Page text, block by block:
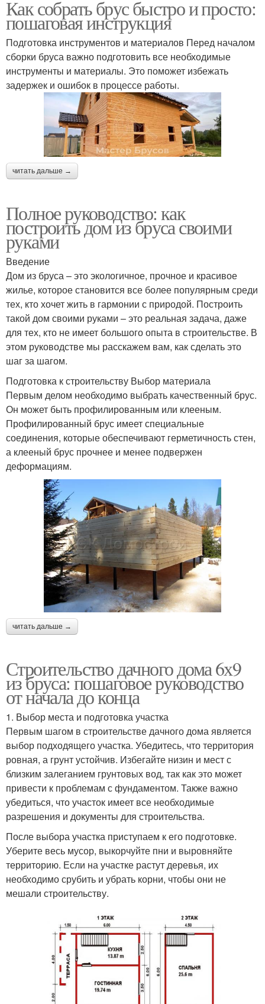
Как собрать брус быстро и просто:
пошаговая инструкция
Подготовка инструментов и материалов Перед началом
сборки бруса важно подготовить все необходимые
инструменты и материалы. Это поможет избежать
задержек и ошибок в процессе работы.
читать дальше →
Полное руководство: как
построить дом из бруса своими
руками
Введение
Дом из бруса – это экологичное, прочное и красивое
жилье, которое становится все более популярным среди
тех, кто хочет жить в гармонии с природой. Построить
такой дом своими руками – это реальная задача, даже
для тех, кто не имеет большого опыта в строительстве. В
этом руководстве мы расскажем вам, как сделать это
шаг за шагом.
Подготовка к строительству Выбор материала
Первым делом необходимо выбрать качественный брус.
Он может быть профилированным или клееным.
Профилированный брус имеет специальные
соединения, которые обеспечивают герметичность стен,
а клееный брус прочнее и менее подвержен
деформациям.
читать дальше →
Строительство дачного дома 6х9
из бруса: пошаговое руководство
от начала до конца
1. Выбор места и подготовка участка
Первым шагом в строительстве дачного дома является
выбор подходящего участка. Убедитесь, что территория
ровная, а грунт устойчив. Избегайте низин и мест с
близким залеганием грунтовых вод, так как это может
привести к проблемам с фундаментом. Также важно
убедиться, что участок имеет все необходимые
разрешения и документы для строительства.
После выбора участка приступаем к его подготовке.
Уберите весь мусор, выкорчуйте пни и выровняйте
территорию. Если на участке растут деревья, их
необходимо срубить и убрать корни, чтобы они не
мешали строительству.